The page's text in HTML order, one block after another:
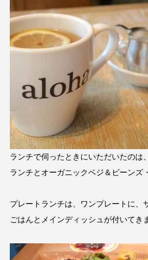
ランチで伺ったときにいただいたのは
ランチとオーガニックベジ＆ビーンズ
プレートランチは、ワンプレートに、
ごはんとメインディッシュが付いてき